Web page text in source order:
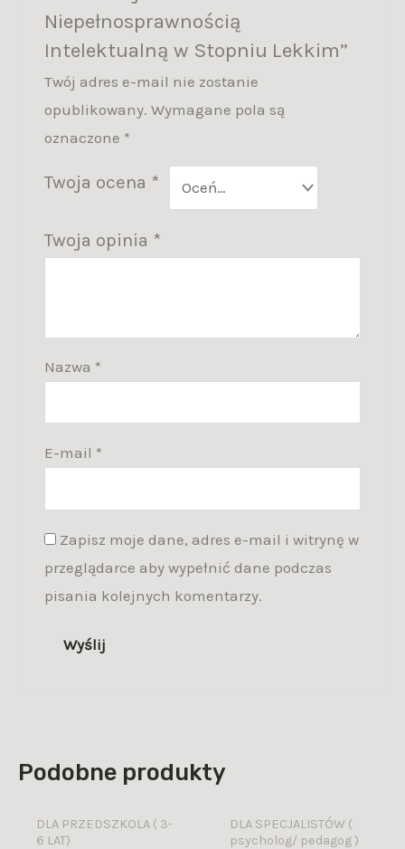
Niepełnosprawnością
Intelektualną w Stopniu Lekkim”
Twój adres e-mail nie zostanie
opublikowany. Wymagane pola są
oznaczone *
Twoja ocena *
Twoja opinia *
Nazwa *
E-mail *
Zapisz moje dane, adres e-mail i witrynę w
przeglądarce aby wypełnić dane podczas
pisania kolejnych komentarzy.
Podobne produkty
DLA PRZEDSZKOLA ( 3-
6 LAT)
DLA SPECJALISTÓW (
psycholog/ pedagog )